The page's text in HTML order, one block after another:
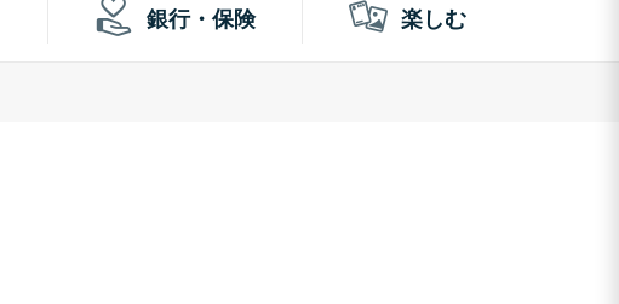
銀行・保険 楽しむ